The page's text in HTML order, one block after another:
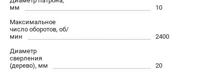
Программа бонусов
Пользовательское соглашение
СЕТЕВОЙ ЭЛЕКТРОИНСТРУМЕНТ
Угловые шлифмашины (УШМ)
мм
10
Максимальное
число оборотов, об/
мин
2400
Диаметр
сверления
(дерево), мм
20